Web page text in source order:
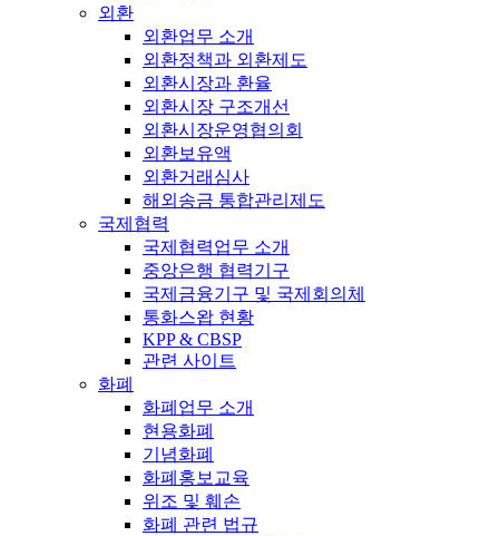
외환
외환업무 소개
외환정책과 외환제도
외환시장과 환율
외환시장 구조개선
외환시장운영협의회
외환보유액
외환거래심사
해외송금 통합관리제도
국제협력
국제협력업무 소개
중앙은행 협력기구
국제금융기구 및 국제회의체
통화스왑 현황
KPP & CBSP
관련 사이트
화폐
화폐업무 소개
현용화폐
기념화폐
화폐홍보교육
위조 및 훼손
화폐 관련 법규